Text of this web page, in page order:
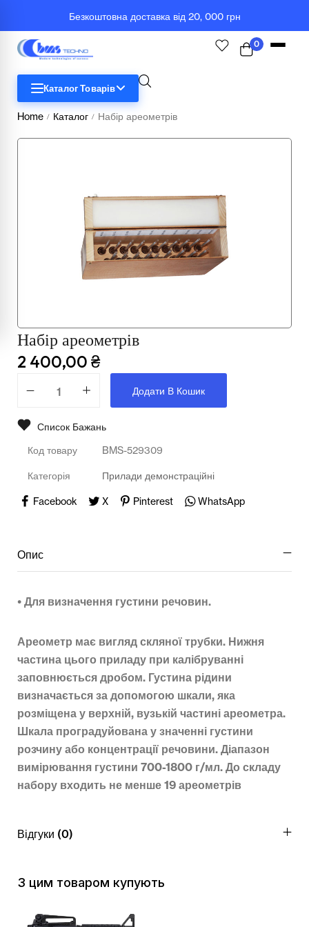
Безкоштовна доставка від 20, 000 грн
0
Каталог Товарів
Меблі
Освіта
Фізика
Всі товари
Підкатегорії відсутні.
Home / Каталог / Набір ареометрів
Набір ареометрів
2 400,00 ₴
Додати В Кошик
Список Бажань
Код товару BMS-529309
Категорія Прилади демонстраційні
Facebook X Pinterest WhatsApp
Опис
• Для визначення густини речовин.
Ареометр має вигляд скляної трубки. Нижня
частина цього приладу при калібруванні
заповнюється дробом. Густина рідини
визначається за допомогою шкали, яка
розміщена у верхній, вузькій частині ареометра.
Шкала проградуйована у значенні густини
розчину або концентрації речовини. Діапазон
вимірювання густини 700-1800 г/мл. До складу
набору входить не менше 19 ареометрів
Відгуки (0)
З цим товаром купують